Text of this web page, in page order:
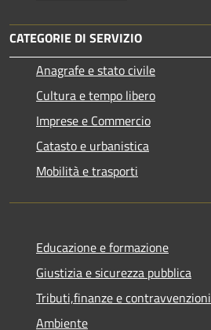
CATEGORIE DI SERVIZIO
Anagrafe e stato civile
Cultura e tempo libero
Imprese e Commercio
Catasto e urbanistica
Mobilità e trasporti
Educazione e formazione
Giustizia e sicurezza pubblica
Tributi,finanze e contravvenzioni
Ambiente